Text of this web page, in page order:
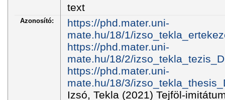
text
Azonosító:
https://phd.mater.uni-
mate.hu/18/1/
https://phd.mater.uni-
mate.hu/18/2/
https://phd.mater.uni-
mate.hu/18/3/
Izsó, Tekla (2021) Tejföl-